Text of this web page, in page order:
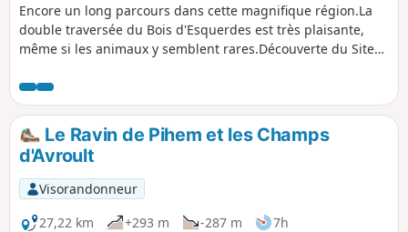
Encore un long parcours dans cette magnifique région.La
double traversée du Bois d'Esquerdes est très plaisante,
même si les animaux y semblent rares.Découverte du Site
Le Ravin de Pihem et les Champs
d'Avroult
Visorandonneur
27,22 km
+293 m -287 m
7h